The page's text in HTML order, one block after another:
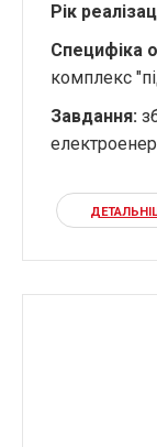
Рік
Специфіка
комплекс
Завдання: